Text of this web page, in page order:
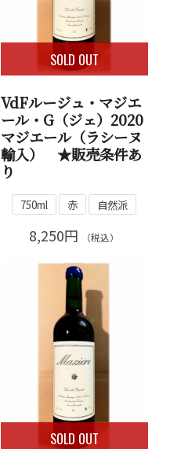
SOLD OUT
VdFルージュ・マジエ
ール・G（ジェ）2020
マジエール（ラシーヌ
輸入） ★販売条件あ
り
750ml 赤 自然派
8,250円 （税込）
SOLD OUT